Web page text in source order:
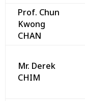
Prof. Chun
Kwong
CHAN
Mr. Derek
CHIM